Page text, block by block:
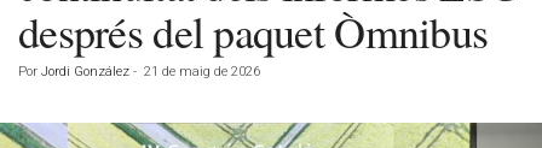
després del paquet Òmnibus
Por Jordi González - 21 de maig de 2026